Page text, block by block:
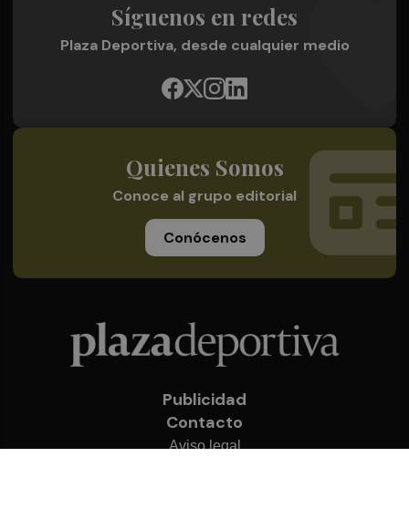
Síguenos en redes
Plaza Deportiva, desde cualquier medio
Quienes Somos
Conoce al grupo editorial
Conócenos
Publicidad
Contacto
Aviso legal